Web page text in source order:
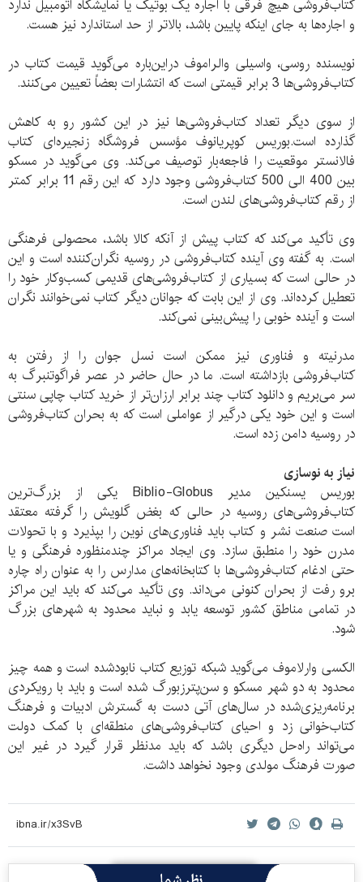
کتاب‌فروشی هیچ فرقی با اجاره یک بوتیک یا نمایشگاه اتومبیل ندارد
و اجاره‌ها به جای اینکه پایین باشد، بالاتر از حد استاندارد نیز هست.
نویسنده روسی، واسیلی والراموف دراین‌باره می‌گوید قیمت کتاب در
کتاب‌فروشی‌ها 3 برابر قیمتی است که انتشارات بعضاً تعیین می‌کنند.
از سوی دیگر تعداد کتاب‌فروشی‌ها نیز در این کشور رو به کاهش
گذارده است.بوریس کوپریانوف مؤسس فروشگاه زنجیره‌ای کتاب
فالانستر موقعیت را فاجعه‌بار توصیف می‌کند. وی می‌گوید در مسکو
بین 400 الی 500 کتاب‌فروشی وجود دارد که این رقم 11 برابر کمتر
از رقم کتاب‌فروشی‌های لندن است.
وی تأکید می‌کند که کتاب پیش از آنکه کالا باشد، محصولی فرهنگی
است. به گفته وی آینده کتاب‌فروشی در روسیه نگران‌کننده است و این
در حالی است که بسیاری از کتاب‌فروشی‌های قدیمی کسب‌وکار خود را
تعطیل کرده‌اند. وی از این بابت که جوانان دیگر کتاب نمی‌خوانند نگران
است و آینده خوبی را پیش‌بینی نمی‌کند.
مدرنیته و فناوری نیز ممکن است نسل جوان را از رفتن به
کتاب‌فروشی بازداشته است. ما در حال حاضر در عصر فراگوتنبرگ به
سر می‌بریم و دانلود کتاب چند برابر ارزان‌تر از خرید کتاب چاپی سنتی
است و این خود یکی درگیر از عواملی است که به بحران کتاب‌فروشی
در روسیه دامن زده است.
نیاز به نوسازی
بوریس یسنکین مدیر Biblio-Globus یکی از بزرگ‌ترین
کتاب‌فروشی‌های روسیه در حالی که بغض گلویش را گرفته معتقد
است صنعت نشر و کتاب باید فناوری‌های نوین را بپذیرد و با تحولات
مدرن خود را منطبق سازد. وی ایجاد مراکز چندمنظوره فرهنگی و یا
حتی ادغام کتاب‌فروشی‌ها با کتابخانه‌های مدارس را به عنوان راه چاره
برو رفت از بحران کنونی می‌داند. وی تأکید می‌کند که باید این مراکز
در تمامی مناطق کشور توسعه یابد و نباید محدود به شهرهای بزرگ
شود.
الکسی وارلاموف می‌گوید شبکه توزیع کتاب نابودشده است و همه چیز
محدود به دو شهر مسکو و سن‌پترزبورگ شده است و باید با رویکردی
برنامه‌ریزی‌شده در سال‌های آتی دست به گسترش ادبیات و فرهنگ
کتاب‌خوانی زد و احیای کتاب‌فروشی‌های منطقه‌ای با کمک دولت
می‌تواند راه‌حل دیگری باشد که باید مدنظر قرار گیرد در غیر این
صورت فرهنگ مولدی وجود نخواهد داشت.